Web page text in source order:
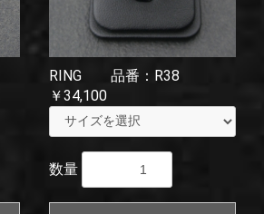
RING 品番：R38
￥34,100
数量